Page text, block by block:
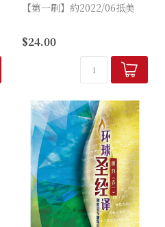
【第一刷】約2022/06抵美
． 超越一般譯本的聖經，兼
有讀經工具的功能
$24.00